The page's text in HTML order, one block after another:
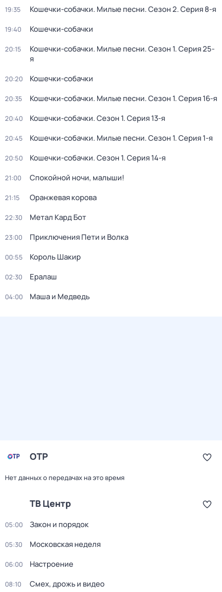
19:35 Кошечки-собачки. Милые песни. Сезон 2. Серия 8-я
19:40 Кошечки-собачки
20:15 Кошечки-собачки. Милые песни. Сезон 1. Серия 25-
я
20:20 Кошечки-собачки
20:35 Кошечки-собачки. Милые песни. Сезон 1. Серия 16-я
20:40 Кошечки-собачки. Сезон 1. Серия 13-я
20:45 Кошечки-собачки. Милые песни. Сезон 1. Серия 1-я
20:50 Кошечки-собачки. Сезон 1. Серия 14-я
21:00 Спокойной ночи, малыши!
21:15 Оранжевая корова
22:30 Метал Кард Бот
23:00 Приключения Пети и Волка
00:55 Король Шакир
02:30 Ералаш
04:00 Маша и Медведь
ОТР
Нет данных о передачах на это время
ТВ Центр
05:00 Закон и порядок
05:30 Московская неделя
06:00 Настроение
08:10 Смех, дрожь и видео